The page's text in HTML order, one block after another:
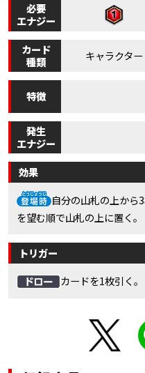
必要
エナジー
カード
種類
キャラクター
特徴
発生
エナジー
効果
自分の山札の上から
を望む順で山札の上に置く。
トリガー
カードを1枚引く。